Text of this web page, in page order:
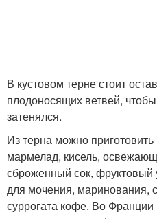
В кустовом терне стоит
плодоносящих ветвей,
затенялся.
Из терна можно
мармелад, кисель,
сброженный сок, фруктовый
для мочения, маринования,
суррогата кофе. Во